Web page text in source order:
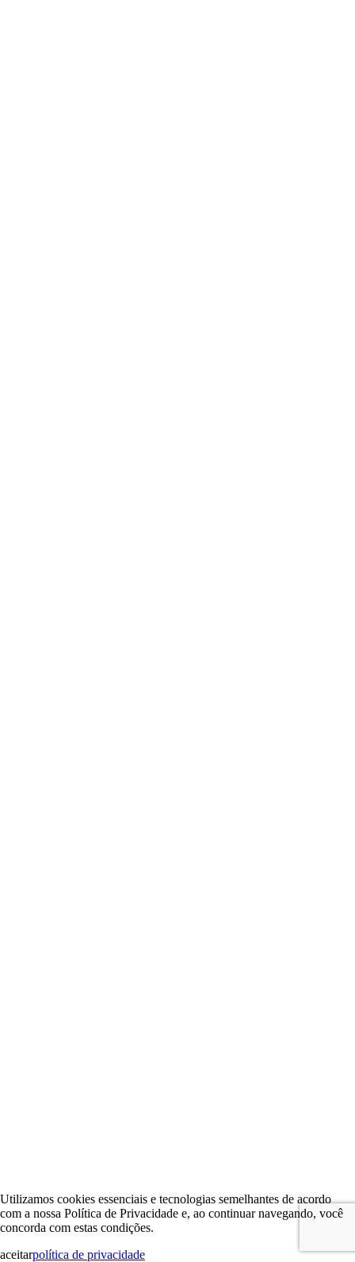
Utilizamos cookies essenciais e tecnologias semelhantes de acordo
com a nossa Política de Privacidade e, ao continuar navegando, você
concorda com estas condições.
aceitarpolítica de privacidade